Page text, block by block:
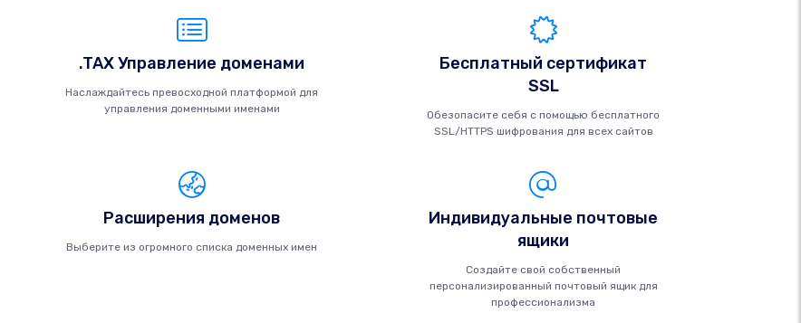
.TAX Управление доменами
Наслаждайтесь превосходной платформой для
управления доменными именами
Бесплатный сертификат
SSL
Обезопасите себя с помощью бесплатного
SSL/HTTPS шифрования для всех сайтов
Расширения доменов
Выберите из огромного списка доменных имен
Индивидуальные почтовые
ящики
Создайте свой собственный
персонализированный почтовый ящик для
профессионализма